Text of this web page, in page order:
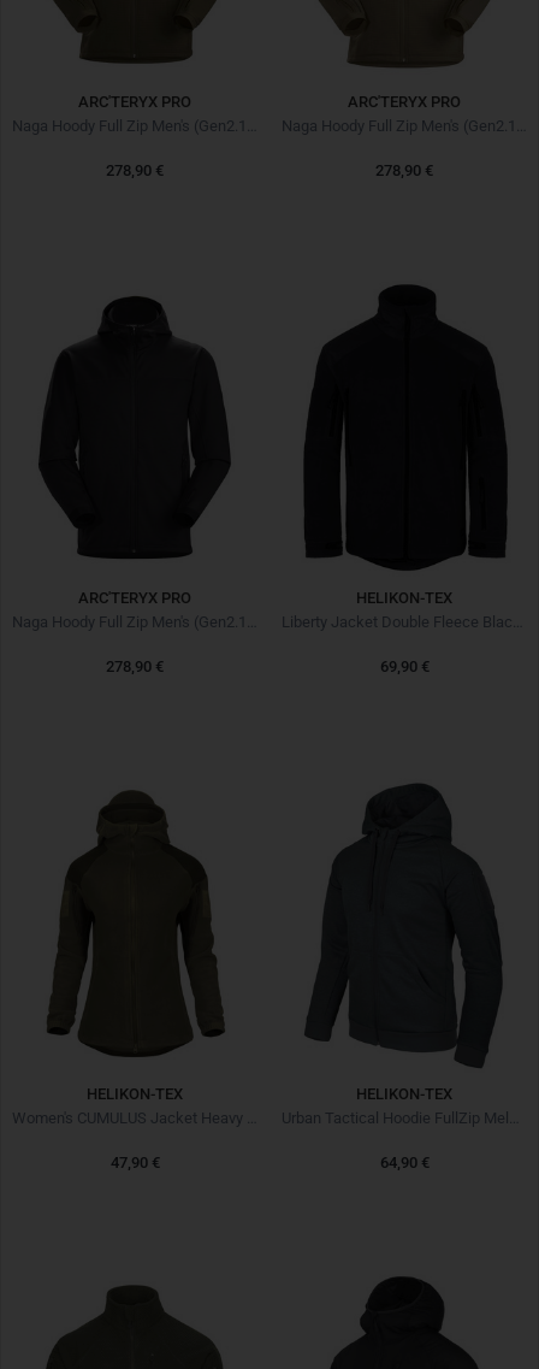
ARC'TERYX PRO
278,90 €
ARC'TERYX PRO
278,90 €
ARC'TERYX PRO
278,90 €
HELIKON-TEX
69,90 €
HELIKON-TEX
Women's CUMULUS Jacket Heavy Fleece Taiga Green
47,90 €
HELIKON-TEX
Urban Tactical Hoodie FullZip Melange Black-Grey
64,90 €